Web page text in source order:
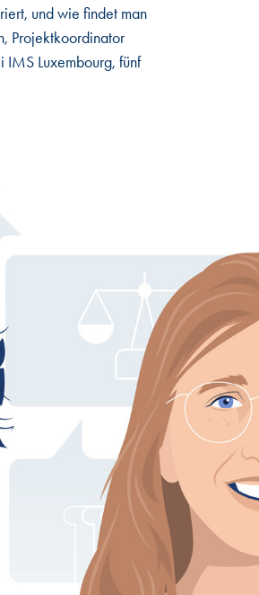
und wie findet man
Projektkoordinator
Luxembourg, fünf